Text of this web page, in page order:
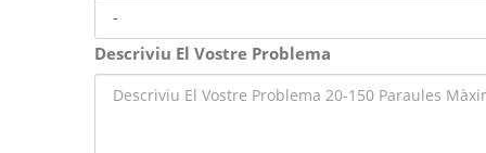
Descriviu El Vostre Problema